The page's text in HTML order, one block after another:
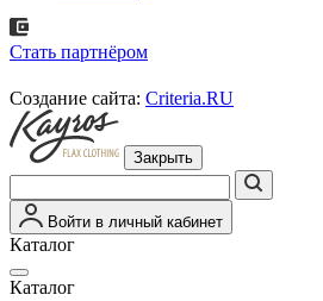
Стать партнёром
Создание сайта: Criteria.RU
Закрыть
Войти в личный кабинет
Каталог
Каталог